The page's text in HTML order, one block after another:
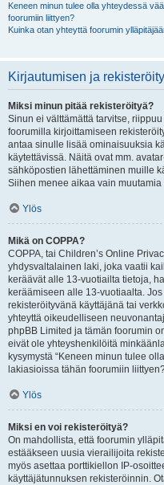
Keneen minun tulee olla yhteydessä
foorumiin liittyen?
Kuinka otan yhteyttä foorumin
Kirjautumisen ja
Miksi minun pitää rekisteröityä?
Sinun ei välttämättä tarvitse,
foorumilla kirjoittamiseen
antaa sinulle lisää ominaisuuksia
käytettävissä. Näitä ovat mm.
sähköpostien lähettäminen muille
Siihen menee aikaa vain
Ylös
Mikä on COPPA?
COPPA, tai Children’s Online
yhdysvaltalainen laki, joka vaatii
keräävät alle 13-vuotiailta tietoja,
keräämiseen alle 13-vuotiaalta.
rekisteröityvänä käyttäjänä tai
yhteyttä oikeudelliseen
phpBB Limited ja tämän foorumin
eivät ole yhteyshenkilöitä
kysymystä “Keneen minun tulee
lakiasioissa tähän foorumiin
Ylös
Miksi en voi rekisteröityä?
On mahdollista, että foorumin
estääkseen uusia vierailijoita
myös asettaa porttikiellon IP-
käyttäjätunnuksen rekisteröinnin.